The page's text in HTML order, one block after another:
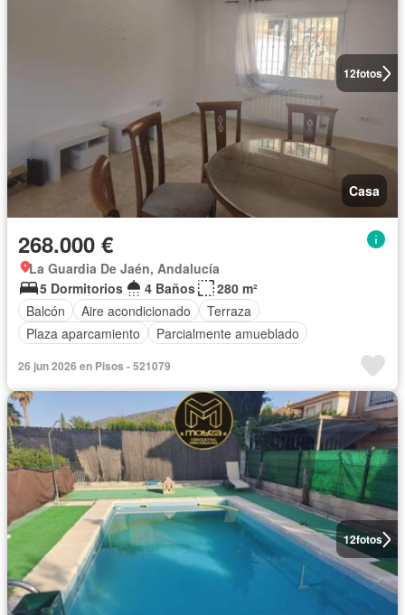
12fotos
Casa
268.000 €
La Guardia De Jaén, Andalucía
5 Dormitorios
4 Baños
280 m²
Balcón
Aire acondicionado
Terraza
Plaza aparcamiento
Parcialmente amueblado
26 jun 2026 en Pisos - 521079
12fotos